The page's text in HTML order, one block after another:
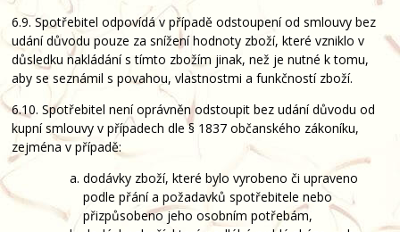
6.9. Spotřebitel odpovídá v případě odstoupení od smlouvy bez
udání důvodu pouze za snížení hodnoty zboží, které vzniklo v
důsledku nakládání s tímto zbožím jinak, než je nutné k tomu,
aby se seznámil s povahou, vlastnostmi a funkčností zboží.
6.10. Spotřebitel není oprávněn odstoupit bez udání důvodu od
kupní smlouvy v případech dle § 1837 občanského zákoníku,
zejména v případě:
dodávky zboží, které bylo vyrobeno či upraveno
podle přání a požadavků spotřebitele nebo
přizpůsobeno jeho osobním potřebám,